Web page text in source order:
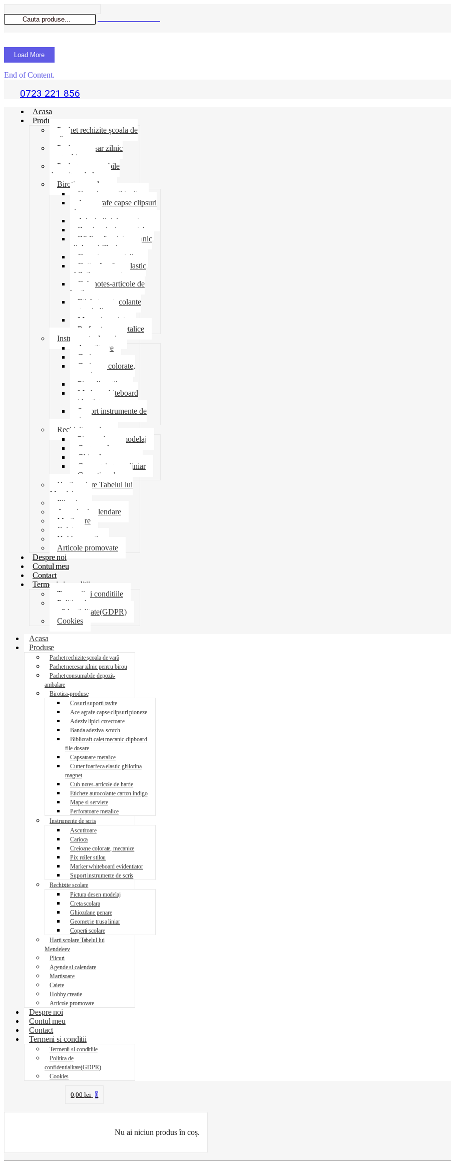
Load More
End of Content.
0723 221 856
Acasa
Produse
Pachet rechizite școala de
vară
Pachet necesar zilnic
pentru birou
Pachet consumabile
depozit-ambalare
Birotica-produse
Cosuri suporti tavite
Ace agrafe capse clipsuri
pioneze
Adeziv lipici corectoare
Banda adeziva-scotch
Biblioraft caiet mecanic
clipboard file dosare
Capsatoare metalice
Cutter foarfeca elastic
ghilotina magnet
Cub notes-articole de
hartie
Etichete autocolante
carton indigo
Mape si serviete
Perforatoare metalice
Instrumente de scris
Ascutitoare
Carioca
Creioane colorate,
mecanice
Pix roller stilou
Marker whiteboard
evidentiator
Suport instrumente de
scris
Rechizite scolare
Pictura desen modelaj
Creta scolara
Ghiozdane penare
Geometrie trusa liniar
Coperti scolare
Harti scolare Tabelul lui
Mendeleev
Plicuri
Agende si calendare
Martisoare
Caiete
Hobby creatie
Articole promovate
Despre noi
Contul meu
Contact
Termeni si conditii
Termenii si conditiile
Politica de
confidentialitate(GDPR)
Cookies
Acasa
Produse
Pachet rechizite școala de vară
Pachet necesar zilnic pentru birou
Pachet consumabile depozit-
ambalare
Birotica-produse
Cosuri suporti tavite
Ace agrafe capse clipsuri pioneze
Adeziv lipici corectoare
Banda adeziva-scotch
Biblioraft caiet mecanic clipboard
file dosare
Capsatoare metalice
Cutter foarfeca elastic ghilotina
magnet
Cub notes-articole de hartie
Etichete autocolante carton indigo
Mape si serviete
Perforatoare metalice
Instrumente de scris
Ascutitoare
Carioca
Creioane colorate, mecanice
Pix roller stilou
Marker whiteboard evidentiator
Suport instrumente de scris
Rechizite scolare
Pictura desen modelaj
Creta scolara
Ghiozdane penare
Geometrie trusa liniar
Coperti scolare
Harti scolare Tabelul lui
Mendeleev
Plicuri
Agende si calendare
Martisoare
Caiete
Hobby creatie
Articole promovate
Despre noi
Contul meu
Contact
Termeni si conditii
Termenii si conditiile
Politica de
confidentialitate(GDPR)
Cookies
0,00lei 0
Nu ai niciun produs în coș.